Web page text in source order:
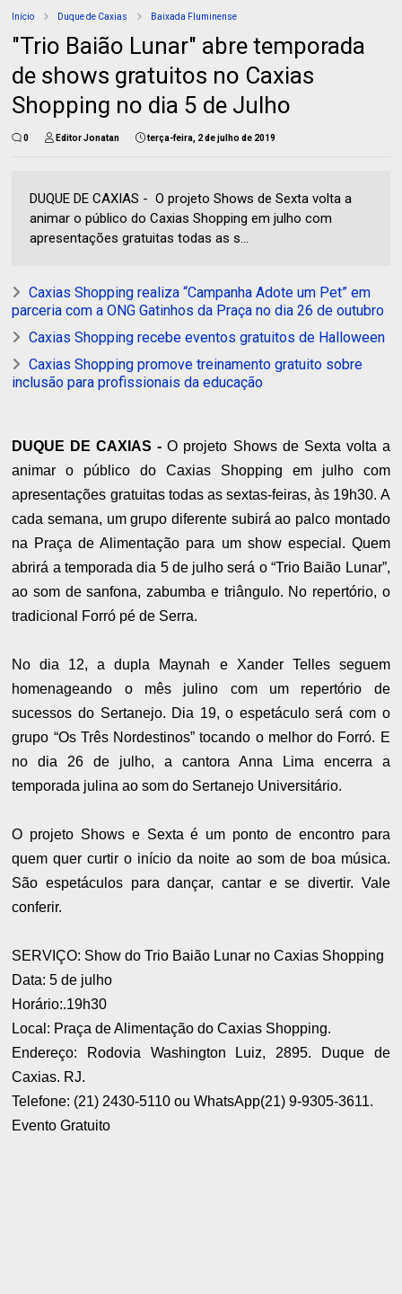
Início Duque de Caxias Baixada Fluminense
"Trio Baião Lunar" abre temporada
de shows gratuitos no Caxias
Shopping no dia 5 de Julho
0 Editor Jonatan terça-feira, 2 de julho de 2019
DUQUE DE CAXIAS - O projeto Shows de Sexta volta a
animar o público do Caxias Shopping em julho com
apresentações gratuitas todas as s...
Caxias Shopping realiza “Campanha Adote um Pet” em
parceria com a ONG Gatinhos da Praça no dia 26 de outubro
Caxias Shopping recebe eventos gratuitos de Halloween
Caxias Shopping promove treinamento gratuito sobre
inclusão para profissionais da educação
DUQUE DE CAXIAS -O projeto Shows de Sexta volta a
animar o público do Caxias Shopping em julho com
apresentações gratuitas todas as sextas-feiras, às 19h30. A
cada semana, um grupo diferente subirá ao palco montado
na Praça de Alimentação para um show especial. Quem
abrirá a temporada dia 5 de julho será o “Trio Baião Lunar”,
ao som de sanfona, zabumba e triângulo. No repertório, o
tradicional Forró pé de Serra.
No dia 12, a dupla Maynah e Xander Telles seguem
homenageando o mês julino com um repertório de
sucessos do Sertanejo. Dia 19, o espetáculo será com o
grupo “Os Três Nordestinos” tocando o melhor do Forró. E
no dia 26 de julho, a cantora Anna Lima encerra a
temporada julina ao som do Sertanejo Universitário.
O projeto Shows e Sexta é um ponto de encontro para
quem quer curtir o início da noite ao som de boa música.
São espetáculos para dançar, cantar e se divertir. Vale
conferir.
SERVIÇO: Show do Trio Baião Lunar no Caxias Shopping
Data: 5 de julho
Horário:.19h30
Local: Praça de Alimentação do Caxias Shopping.
Endereço: Rodovia Washington Luiz, 2895. Duque de
Caxias. RJ.
Telefone: (21) 2430-5110 ou WhatsApp(21) 9-9305-3611.
Evento Gratuito